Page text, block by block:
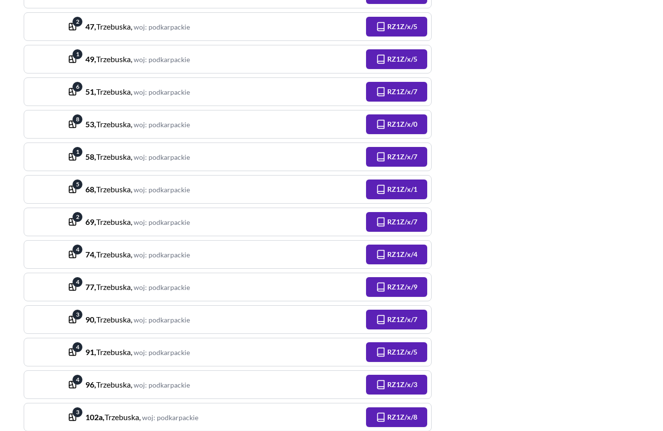
2
47,Trzebuska,woj: podkarpackie RZ1Z/x/5
1
49,Trzebuska,woj: podkarpackie RZ1Z/x/5
6
51,Trzebuska,woj: podkarpackie RZ1Z/x/7
8
53,Trzebuska,woj: podkarpackie RZ1Z/x/0
1
58,Trzebuska,woj: podkarpackie RZ1Z/x/7
5
68,Trzebuska,woj: podkarpackie RZ1Z/x/1
2
69,Trzebuska,woj: podkarpackie RZ1Z/x/7
4
74,Trzebuska,woj: podkarpackie RZ1Z/x/4
4
77,Trzebuska,woj: podkarpackie RZ1Z/x/9
3
90,Trzebuska,woj: podkarpackie RZ1Z/x/7
4
91,Trzebuska,woj: podkarpackie RZ1Z/x/5
4
96,Trzebuska,woj: podkarpackie RZ1Z/x/3
3
102a,Trzebuska,woj: podkarpackie RZ1Z/x/8